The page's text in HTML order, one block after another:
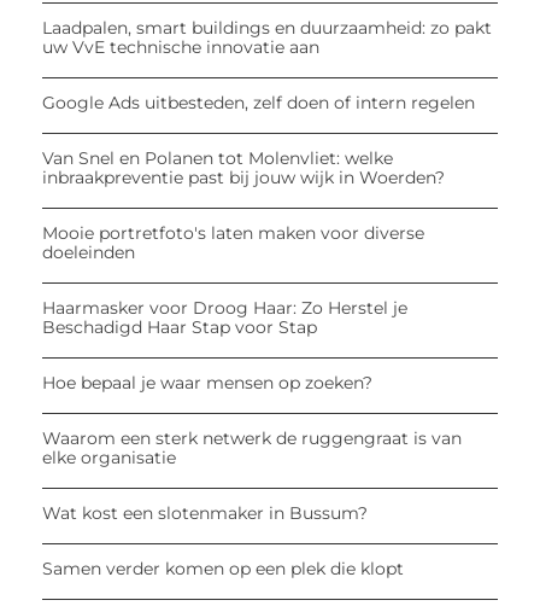
Laadpalen, smart buildings en duurzaamheid: zo pakt
uw VvE technische innovatie aan
Google Ads uitbesteden, zelf doen of intern regelen
Van Snel en Polanen tot Molenvliet: welke
inbraakpreventie past bij jouw wijk in Woerden?
Mooie portretfoto's laten maken voor diverse
doeleinden
Haarmasker voor Droog Haar: Zo Herstel je
Beschadigd Haar Stap voor Stap
Hoe bepaal je waar mensen op zoeken?
Waarom een sterk netwerk de ruggengraat is van
elke organisatie
Wat kost een slotenmaker in Bussum?
Samen verder komen op een plek die klopt